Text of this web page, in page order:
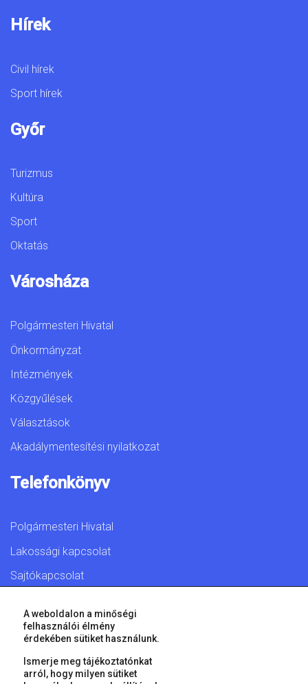
Hírek
Civil hírek
Sport hírek
Győr
Turizmus
Kultúra
Sport
Oktatás
Városháza
Polgármesteri Hivatal
Önkormányzat
Intézmények
Közgyűlések
Választások
Akadálymentesítési nyilatkozat
Telefonkönyv
Polgármesteri Hivatal
Lakossági kapcsolat
Sajtókapcsolat
© 2026 Győr Megyei Jogú Város • Minden jog fenntartva!
A weboldalon a minőségi
felhasználói élmény
érdekében sütiket használunk.
Ismerje meg tájékoztatónkat
arról, hogy milyen sütiket